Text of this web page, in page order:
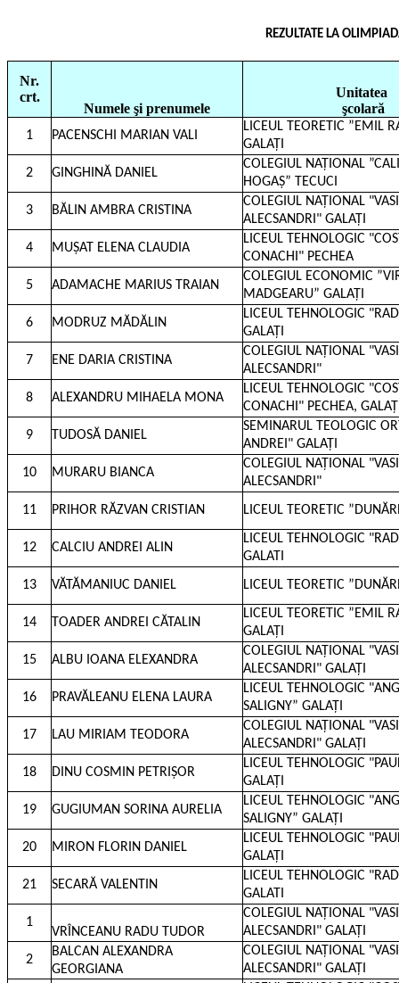
REZULTATE LA
Nr.
crt.
Numele şi prenumele
Unitatea
şcolară
1 PACENSCHI MARIAN VALI
LICEUL TEORETIC ”EMIL
GALAȚI
2
GINGHINĂ DANIEL
COLEGIUL NAȚIONAL
HOGAȘ” TECUCI
3
BĂLIN AMBRA CRISTINA
COLEGIUL NAȚIONAL
ALECSANDRI" GALAȚI
4
MUȘAT ELENA CLAUDIA
LICEUL TEHNOLOGIC
CONACHI" PECHEA
5
ADAMACHE MARIUS TRAIAN
COLEGIUL ECONOMIC
MADGEARU” GALAȚI
6
MODRUZ MĂDĂLIN
LICEUL TEHNOLOGIC
GALAȚI
7
ENE DARIA CRISTINA
COLEGIUL NAȚIONAL
ALECSANDRI"
8
ALEXANDRU MIHAELA MONA
LICEUL TEHNOLOGIC
CONACHI" PECHEA,
9
TUDOSĂ DANIEL
SEMINARUL TEOLOGIC
ANDREI" GALAȚI
10
MURARU BIANCA
COLEGIUL NAȚIONAL
ALECSANDRI"
11
PRIHOR RĂZVAN CRISTIAN LICEUL TEORETIC
12 CALCIU ANDREI ALIN
LICEUL TEHNOLOGIC
GALATI
13
VĂTĂMANIUC DANIEL LICEUL TEORETIC
14 TOADER ANDREI CĂTALIN
LICEUL TEORETIC ”EMIL
GALAȚI
15
ALBU IOANA ELEXANDRA
COLEGIUL NAȚIONAL
ALECSANDRI" GALAȚI
16
PRAVĂLEANU ELENA LAURA
LICEUL TEHNOLOGIC
SALIGNY” GALAȚI
17
LAU MIRIAM TEODORA
COLEGIUL NAȚIONAL
ALECSANDRI" GALAȚI
18
DINU COSMIN PETRIȘOR
LICEUL TEHNOLOGIC
GALAȚI
19
GUGIUMAN SORINA AURELIA
LICEUL TEHNOLOGIC
SALIGNY” GALAȚI
20
MIRON FLORIN DANIEL
LICEUL TEHNOLOGIC
GALAȚI
21
SECARĂ VALENTIN
LICEUL TEHNOLOGIC
GALATI
1
VRÎNCEANU RADU TUDOR
COLEGIUL NAȚIONAL
ALECSANDRI" GALAȚI
2
BALCAN ALEXANDRA
GEORGIANA
COLEGIUL NAȚIONAL
ALECSANDRI" GALAȚI